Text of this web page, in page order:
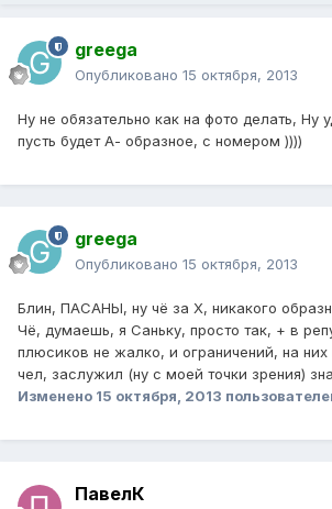
greega
Опубликовано 15 октября, 2013
Ну не обязательно как на фото делать, Ну
пусть будет А- образное, с номером ))))
greega
Опубликовано 15 октября, 2013
Блин, ПАСАНЫ, ну чё за Х, никакого
Чё, думаешь, я Саньку, просто так, + в
плюсиков не жалко, и ограничений, на
чел, заслужил (ну с моей точки зрения)
Изменено 15 октября, 2013
ПавелК